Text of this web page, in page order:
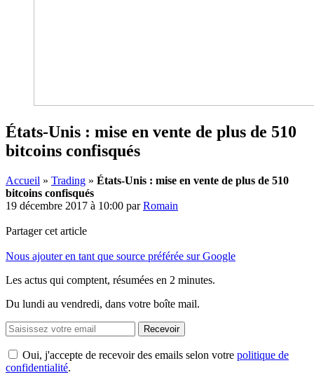
États-Unis : mise en vente de plus de 510
bitcoins confisqués
Accueil » Trading » États-Unis : mise en vente de plus de 510
bitcoins confisqués
19 décembre 2017 à 10:00 parRomain
Partager cet article
Nous ajouter en tant que source préférée sur Google
Les actus qui comptent, résumées en 2 minutes.
Du lundi au vendredi, dans votre boîte mail.
Recevoir
Oui, j'accepte de recevoir des emails selon votre politique de
confidentialité.